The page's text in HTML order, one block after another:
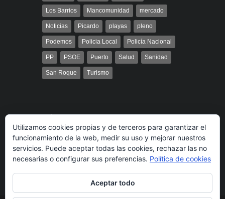
Los Barrios Mancomunidad mercado
Noticias Picardo playas pleno
Podemos Policia Local Policía Nacional
PP PSOE Puerto Salud Sanidad
San Roque Turismo
Búsqueda
Utilizamos cookies propias y de terceros para garantizar el
funcionamiento de la web, medir su uso y mejorar nuestros
servicios. Puede aceptar todas las cookies, rechazar las no
necesarias o configurar sus preferencias. Política de cookies
Aceptar todo